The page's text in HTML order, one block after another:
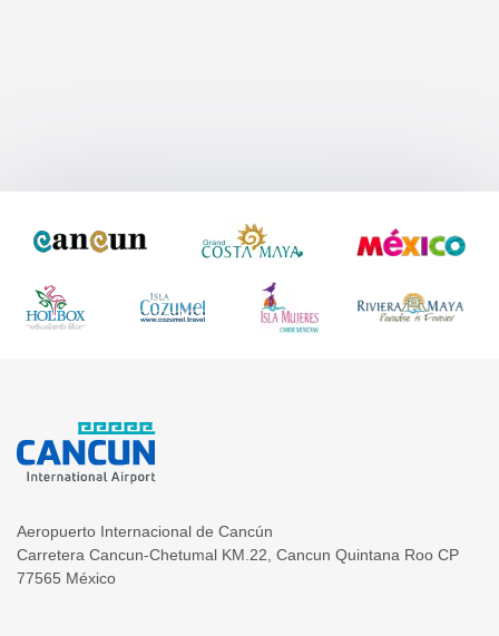
Aeropuerto Internacional de Cancún
Carretera Cancun-Chetumal KM.22, Cancun Quintana Roo CP
77565 México